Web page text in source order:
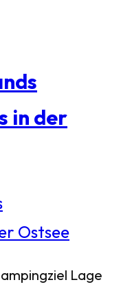
in der
Lage